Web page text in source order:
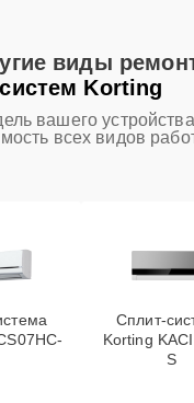
виды
систем Korting
вашего
всех видов
Сплит-
Korting
S